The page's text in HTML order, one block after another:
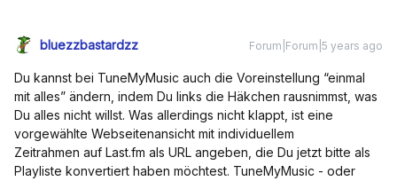
bluezzbastardzz Forum|Forum|5 years ago
Du kannst bei TuneMyMusic auch die Voreinstellung “einmal
mit alles” ändern, indem Du links die Häkchen rausnimmst, was
Du alles nicht willst. Was allerdings nicht klappt, ist eine
vorgewählte Webseitenansicht mit individuellem
Zeitrahmen auf Last.fm als URL angeben, die Du jetzt bitte als
Playliste konvertiert haben möchtest. TuneMyMusic - oder